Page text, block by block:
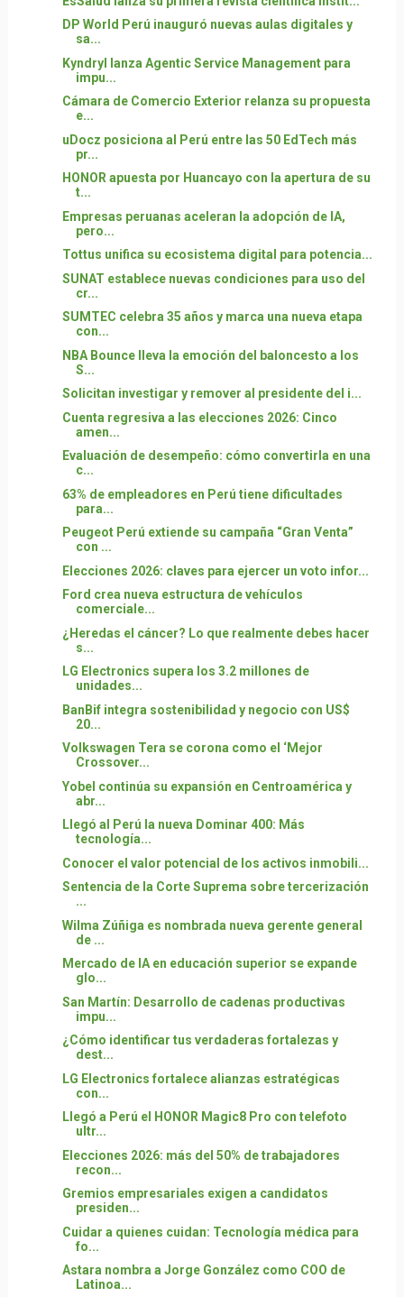
DP World Perú inauguró nuevas aulas digitales y
sa...
Kyndryl lanza Agentic Service Management para
impu...
Cámara de Comercio Exterior relanza su propuesta
e...
uDocz posiciona al Perú entre las 50 EdTech más
pr...
HONOR apuesta por Huancayo con la apertura de su
t...
Empresas peruanas aceleran la adopción de IA,
pero...
Tottus unifica su ecosistema digital para potencia...
SUNAT establece nuevas condiciones para uso del
cr...
SUMTEC celebra 35 años y marca una nueva etapa
con...
NBA Bounce lleva la emoción del baloncesto a los
S...
Solicitan investigar y remover al presidente del i...
Cuenta regresiva a las elecciones 2026: Cinco
amen...
Evaluación de desempeño: cómo convertirla en una
c...
63% de empleadores en Perú tiene dificultades
para...
Peugeot Perú extiende su campaña “Gran Venta”
con ...
Elecciones 2026: claves para ejercer un voto infor...
Ford crea nueva estructura de vehículos
comerciale...
¿Heredas el cáncer? Lo que realmente debes hacer
s...
LG Electronics supera los 3.2 millones de
unidades...
BanBif integra sostenibilidad y negocio con US$
20...
Volkswagen Tera se corona como el ‘Mejor
Crossover...
Yobel continúa su expansión en Centroamérica y
abr...
Llegó al Perú la nueva Dominar 400: Más
tecnología...
Conocer el valor potencial de los activos inmobili...
Sentencia de la Corte Suprema sobre tercerización
...
Wilma Zúñiga es nombrada nueva gerente general
de ...
Mercado de IA en educación superior se expande
glo...
San Martín: Desarrollo de cadenas productivas
impu...
¿Cómo identificar tus verdaderas fortalezas y
dest...
LG Electronics fortalece alianzas estratégicas
con...
Llegó a Perú el HONOR Magic8 Pro con telefoto
ultr...
Elecciones 2026: más del 50% de trabajadores
recon...
Gremios empresariales exigen a candidatos
presiden...
Cuidar a quienes cuidan: Tecnología médica para
fo...
Astara nombra a Jorge González como COO de
Latinoa...